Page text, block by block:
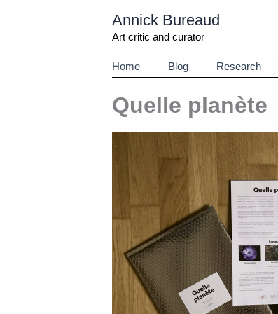
Annick Bureaud
Art critic and curator
Home Blog Research
Quelle planète